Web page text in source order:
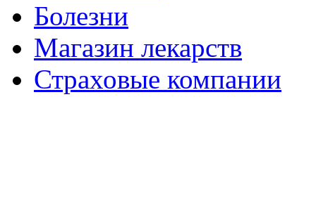
Болезни
Магазин лекарств
Страховые компании